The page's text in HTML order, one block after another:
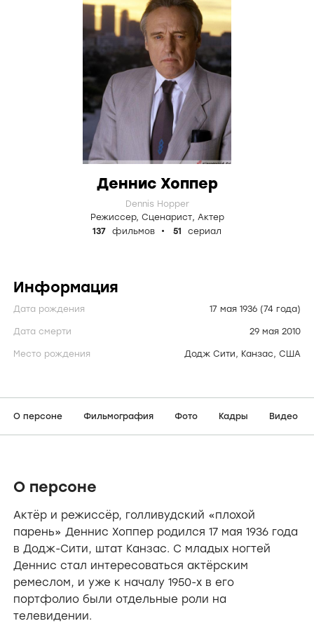
Деннис Хоппер
Dennis Hopper
Режиссер, Сценарист, Актер
137
фильмов 51 сериал
Информация
Дата рождения 17 мая 1936 (74 года)
Дата смерти 29 мая 2010
Место рождения Додж Сити, Канзас, США
О персоне Фильмография Фото Кадры Видео
О персоне
Актёр и режиссёр, голливудский «плохой
парень» Деннис Хоппер родился 17 мая 1936 года
в Додж-Сити, штат Канзас. С младых ногтей
Деннис стал интересоваться актёрским
ремеслом, и уже к началу 1950-х в его
портфолио были отдельные роли на
телевидении.